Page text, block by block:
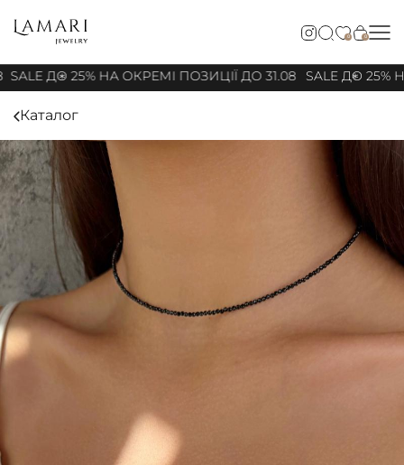
0 0
SALE ДО 25% НА ОКРЕМІ ПОЗИЦІЇ ДО 31.08 SALE ДО 25%
Каталог